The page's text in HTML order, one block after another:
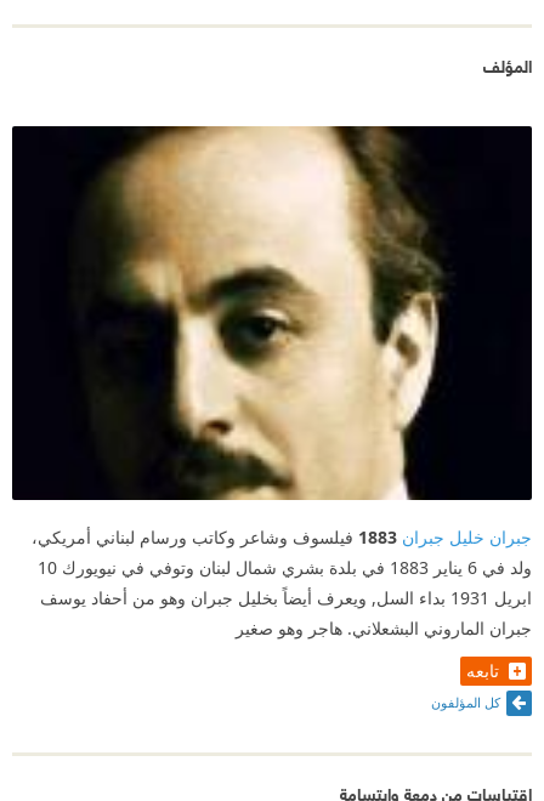
المؤلف
جبران خليل جبران 1883 فيلسوف وشاعر وكاتب ورسام لبناني أمريكي،
ولد في 6 يناير 1883 في بلدة بشري شمال لبنان وتوفي في نيويورك 10
ابريل 1931 بداء السل, ويعرف أيضاً بخليل جبران وهو من أحفاد يوسف
جبران الماروني البشعلاني. هاجر وهو صغير
تابعه
كل المؤلفون
اقتباسات من دمعة وابتسامة